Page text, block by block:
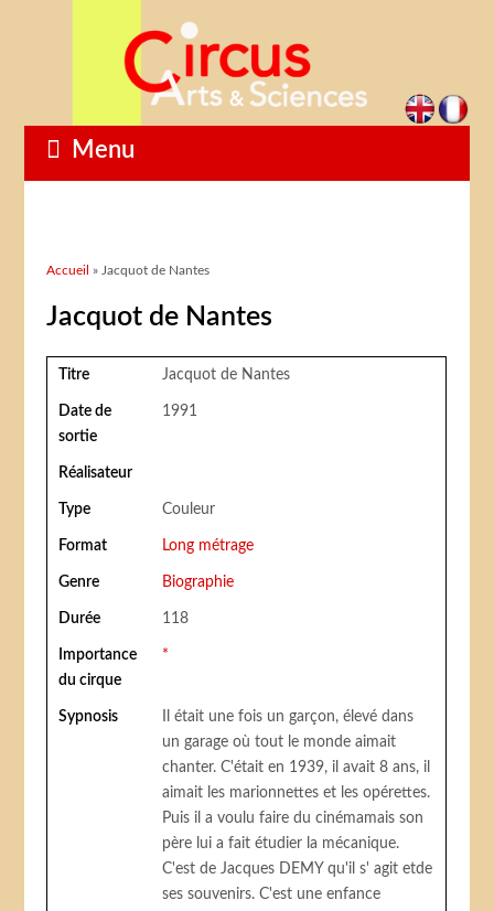
Menu
Vous êtes ici
Accueil » Jacquot de Nantes
Jacquot de Nantes
Titre Jacquot de Nantes
Date de
sortie
1991
Réalisateur
Type Couleur
Format Long métrage
Genre Biographie
Durée 118
Importance
du cirque
*
Sypnosis
Il était une fois un garçon, élevé dans
un garage où tout le monde aimait
chanter. C'était en 1939, il avait 8 ans, il
aimait les marionnettes et les opérettes.
Puis il a voulu faire du cinémamais son
père lui a fait étudier la mécanique.
C'est de Jacques DEMY qu'il s' agit etde
ses souvenirs. C'est une enfance